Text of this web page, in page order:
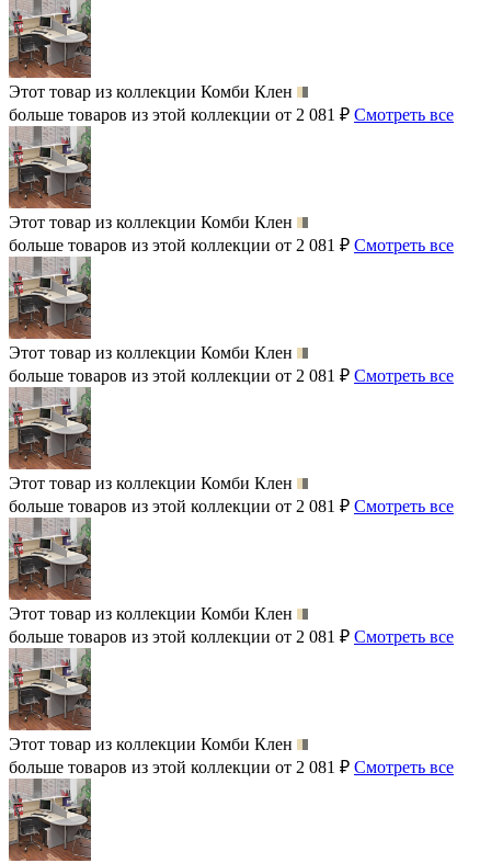
Этот товар из коллекции Комби Клен
больше товаров из этой коллекции от 2 081 ₽ Смотреть все
Этот товар из коллекции Комби Клен
больше товаров из этой коллекции от 2 081 ₽ Смотреть все
Этот товар из коллекции Комби Клен
больше товаров из этой коллекции от 2 081 ₽ Смотреть все
Этот товар из коллекции Комби Клен
больше товаров из этой коллекции от 2 081 ₽ Смотреть все
Этот товар из коллекции Комби Клен
больше товаров из этой коллекции от 2 081 ₽ Смотреть все
Этот товар из коллекции Комби Клен
больше товаров из этой коллекции от 2 081 ₽ Смотреть все